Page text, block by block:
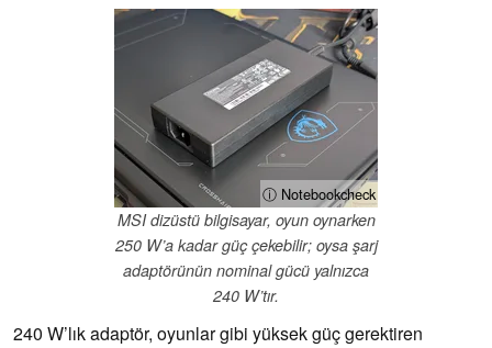
ⓘ Notebookcheck
MSI dizüstü bilgisayar, oyun oynarken
250 W’a kadar güç çekebilir; oysa şarj
adaptörünün nominal gücü yalnızca
240 W’tır.
240 W’lık adaptör, oyunlar gibi yüksek güç gerektiren